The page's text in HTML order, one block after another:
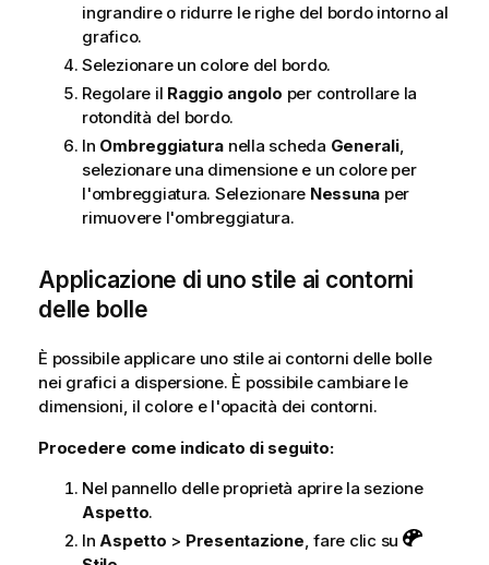
ingrandire o ridurre le righe del bordo intorno al
grafico.
Selezionare un colore del bordo.
Regolare il Raggio angolo per controllare la
rotondità del bordo.
In Ombreggiatura nella scheda Generali,
selezionare una dimensione e un colore per
l'ombreggiatura. Selezionare Nessuna per
rimuovere l'ombreggiatura.
Applicazione di uno stile ai contorni
delle bolle
È possibile applicare uno stile ai contorni delle bolle
nei grafici a dispersione. È possibile cambiare le
dimensioni, il colore e l'opacità dei contorni.
Procedere come indicato di seguito:
Nel pannello delle proprietà aprire la sezione
Aspetto.
In Aspetto > Presentazione , fare clic su